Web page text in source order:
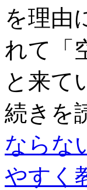
を理由
れて「
と来て
続きを
ならな
やすく